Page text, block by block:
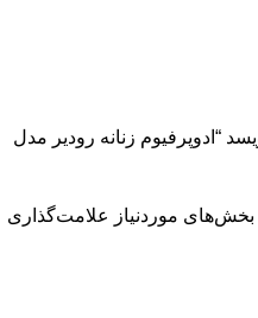
“ادوپرفیوم زنانه رودیر مدل
بخش‌های موردنیاز علامت‌گذاری